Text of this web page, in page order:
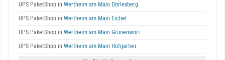
UPS PaketShop in Wertheim am Main Dörlesberg
UPS PaketShop in Wertheim am Main Eichel
UPS PaketShop in Wertheim am Main Grünenwört
UPS PaketShop in Wertheim am Main Hofgarten